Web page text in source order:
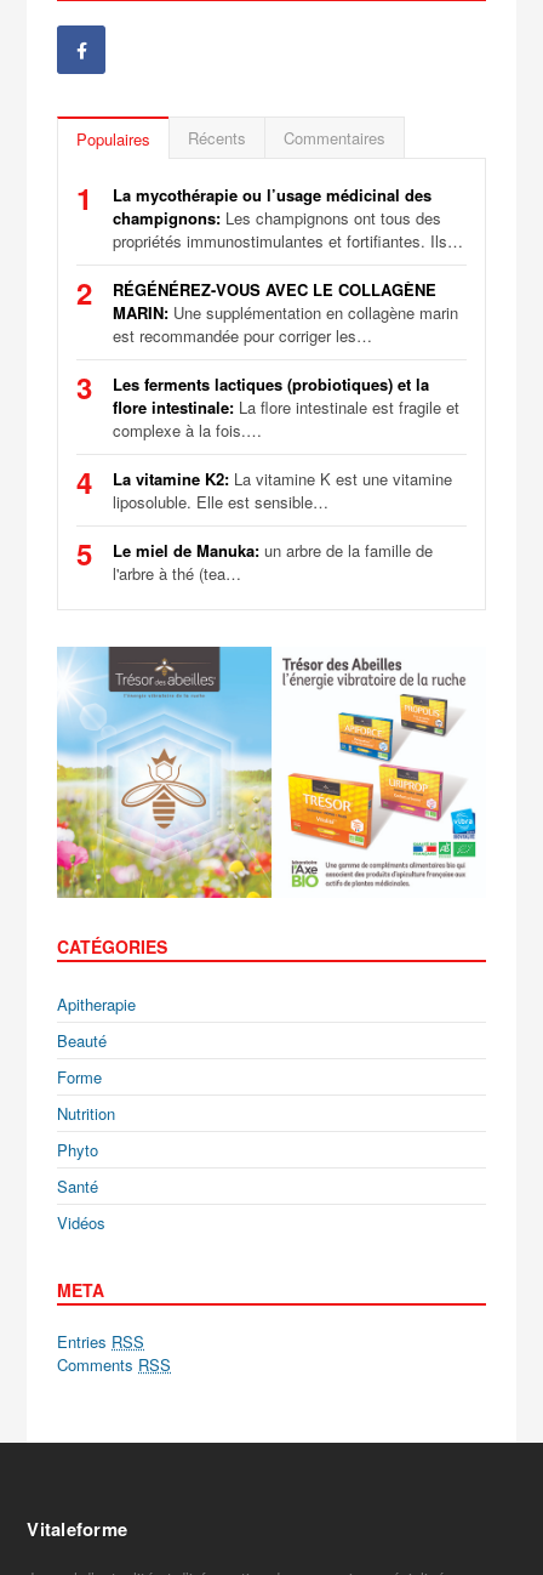
Populaires Récents Commentaires
1
La mycothérapie ou l’usage médicinal des
champignons: Les champignons ont tous des
propriétés immunostimulantes et fortifiantes. Ils…
2
RÉGÉNÉREZ-VOUS AVEC LE COLLAGÈNE
MARIN: Une supplémentation en collagène marin
est recommandée pour corriger les…
3
Les ferments lactiques (probiotiques) et la
flore intestinale: La flore intestinale est fragile et
complexe à la fois.…
4 La vitamine K2: La vitamine K est une vitamine
liposoluble. Elle est sensible…
5 Le miel de Manuka: un arbre de la famille de
l'arbre à thé (tea…
CATÉGORIES
Apitherapie
Beauté
Forme
Nutrition
Phyto
Santé
Vidéos
META
Entries RSS
Comments RSS
Vitaleforme